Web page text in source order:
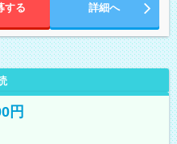
する 詳細へ
円